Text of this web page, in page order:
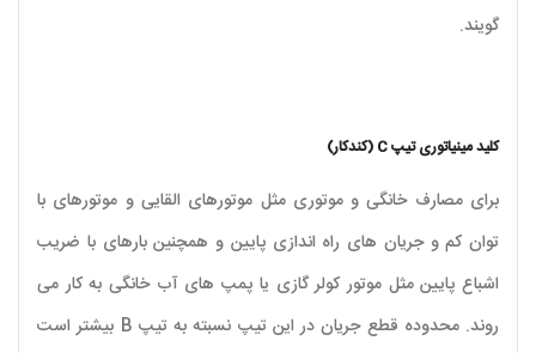
گویند.
کلید مینیاتوری تیپ C (کندکار)
برای مصارف خانگی و موتوری مثل موتورهای القایی و موتورهای با
توان کم و جریان های راه اندازی پایین و همچنین بارهای با ضریب
اشباع پایین مثل موتور کولر گازی یا پمپ های آب خانگی به کار می
روند. محدوده قطع جریان در این تیپ نسبته به تیپ B بیشتر است